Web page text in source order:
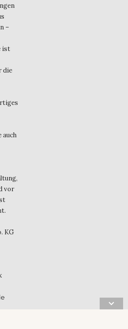
–
ist
die
auch
vor
KG